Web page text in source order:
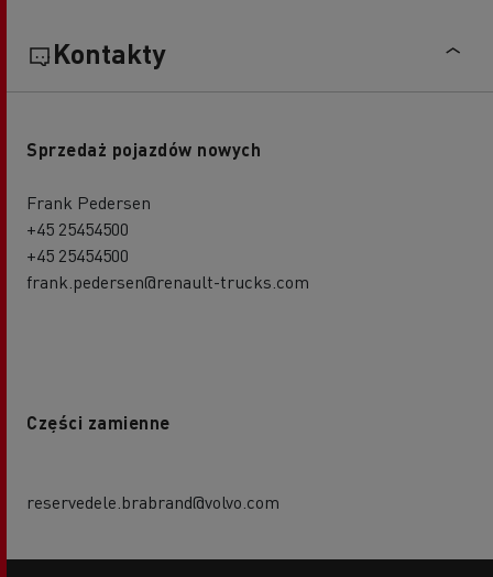
Kontakty
Sprzedaż pojazdów nowych
Frank Pedersen
+45 25454500
+45 25454500
frank.pedersen@renault-trucks.com
Części zamienne
reservedele.brabrand@volvo.com